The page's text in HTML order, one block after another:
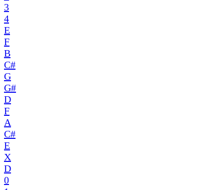
3
4
E
F
B
C#
G
G#
D
F
A
C#
E
X
D
0